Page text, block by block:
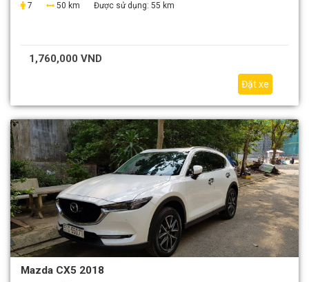
7
50 km Được sử dụng: 55 km
1,760,000 VND
Đặt xe
Mazda CX5 2018